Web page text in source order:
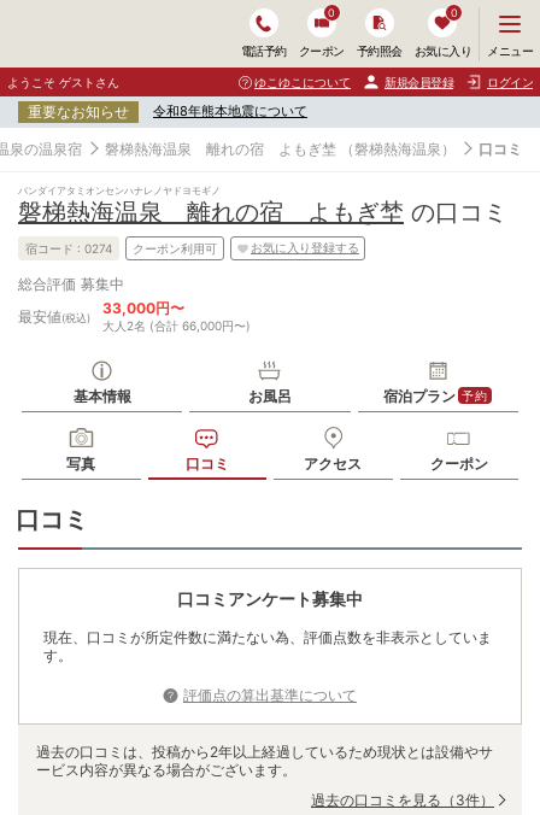
電話予約 クーポン
0
予約照会 お気に入り
0
ニ
ュ
ー
開
く
メニュー
ようこそ ゲストさん ゆこゆこについて 新規会員登録 ログイン
重要なお知らせ 令和8年熊本地震について
泉の温泉宿 磐梯熱海温泉 離れの宿 よもぎ埜 （磐梯熱海温泉） 口コミ
バンダイアタミオンセンハナレノヤドヨモギノ
磐梯熱海温泉 離れの宿 よもぎ埜 の口コミ
宿コード : 0274 クーポン利用可 お気に入り登録する
総合評価 募集中
最安値(税込)
33,000円〜
大人2名 (合計 66,000円〜)
基本情報 お風呂 宿泊プラン 予約
写真 口コミ アクセス クーポン
口コミ
口コミアンケート募集中
現在、口コミが所定件数に満たない為、評価点数を非表示としていま
す。
評価点の算出基準について
過去の口コミは、投稿から2年以上経過しているため現状とは設備やサ
ービス内容が異なる場合がございます。
過去の口コミを見る （3件）